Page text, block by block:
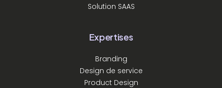
Solution SAAS
Expertises
Branding
Design de service
Product Design